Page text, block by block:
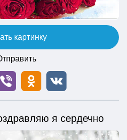
картинку
я сердечно